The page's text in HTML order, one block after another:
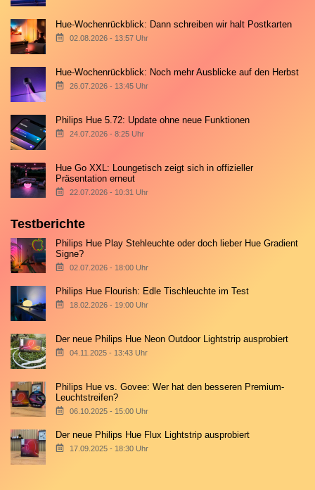
Hue-Wochenrückblick: Dann schreiben wir halt Postkarten
02.08.2026 - 13:57 Uhr
Hue-Wochenrückblick: Noch mehr Ausblicke auf den Herbst
26.07.2026 - 13:45 Uhr
Philips Hue 5.72: Update ohne neue Funktionen
24.07.2026 - 8:25 Uhr
Hue Go XXL: Loungetisch zeigt sich in offizieller
Präsentation erneut
22.07.2026 - 10:31 Uhr
Testberichte
Philips Hue Play Stehleuchte oder doch lieber Hue Gradient
Signe?
02.07.2026 - 18:00 Uhr
Philips Hue Flourish: Edle Tischleuchte im Test
18.02.2026 - 19:00 Uhr
Der neue Philips Hue Neon Outdoor Lightstrip ausprobiert
04.11.2025 - 13:43 Uhr
Philips Hue vs. Govee: Wer hat den besseren Premium-
Leuchtstreifen?
06.10.2025 - 15:00 Uhr
Der neue Philips Hue Flux Lightstrip ausprobiert
17.09.2025 - 18:30 Uhr